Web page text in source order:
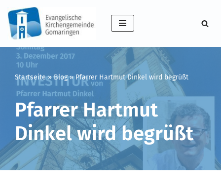
Zum
Inhalt
springen
Startseite»Blog»Pfarrer Hartmut Dinkel wird begrüßt
Pfarrer Hartmut
Dinkel wird begrüßt